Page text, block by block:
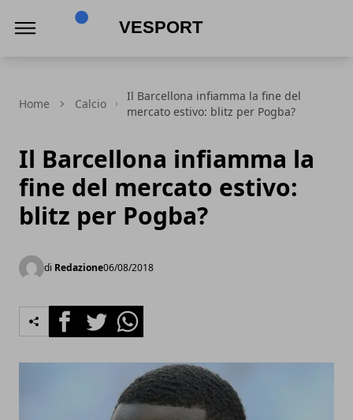
Home Calcio
Il Barcellona infiamma la fine del
mercato estivo: blitz per Pogba?
Il Barcellona infiamma la
fine del mercato estivo:
blitz per Pogba?
di Redazione06/08/2018
FacebookTwitterWhatsapp